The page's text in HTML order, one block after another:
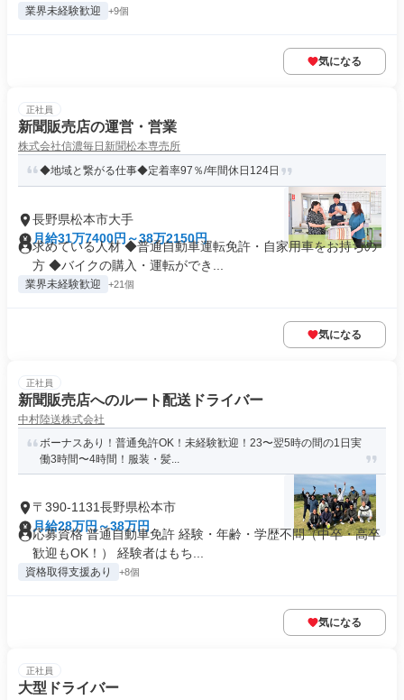
業界未経験歓迎 +9個
気になる
正社員
新聞販売店の運営・営業
株式会社信濃毎日新聞松本専売所
◆地域と繋がる仕事◆定着率97％/年間休日124日
長野県松本市大手
月給31万7400円～38万2150円
求めている人材 ◆普通自動車運転免許・自家用車をお持ちの
方 ◆バイクの購入・運転ができ...
業界未経験歓迎 +21個
気になる
正社員
新聞販売店へのルート配送ドライバー
中村陸送株式会社
ボーナスあり！普通免許OK！未経験歓迎！23〜翌5時の間の1日実
働3時間〜4時間！服装・髪...
〒390-1131長野県松本市
月給28万円～38万円
応募資格 普通自動車免許 経験・年齢・学歴不問（中卒・高卒
歓迎もOK！） 経験者はもち...
資格取得支援あり +8個
気になる
正社員
大型ドライバー